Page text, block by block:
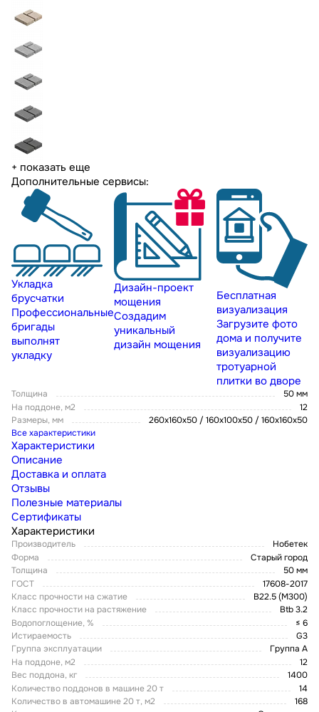
+ показать еще
Дополнительные сервисы:
Укладка
брусчатки
Профессиональные
бригады
выполнят
укладку
Дизайн-проект
мощения
Создадим
уникальный
дизайн мощения
Бесплатная
визуализация
Загрузите фото
дома и получите
визуализацию
тротуарной
плитки во дворе
Толщина
50 мм
На поддоне, м2
12
Размеры, мм
260x160x50 / 160x100x50 / 160x160x50
Все характеристики
Характеристики
Описание
Доставка и оплата
Отзывы
Полезные материалы
Сертификаты
Характеристики
Производитель
Нобетек
Форма
Старый город
Толщина
50 мм
ГОСТ
17608-2017
Класс прочности на сжатие
B22.5 (M300)
Класс прочности на растяжение
Btb 3.2
Водопоглощение, %
≤ 6
Истираемость
G3
Группа эксплуатации
Группа А
На поддоне, м2
12
Вес поддона, кг
1400
Количество поддонов в машине 20 т
14
Количество в автомашине 20 т, м2
168